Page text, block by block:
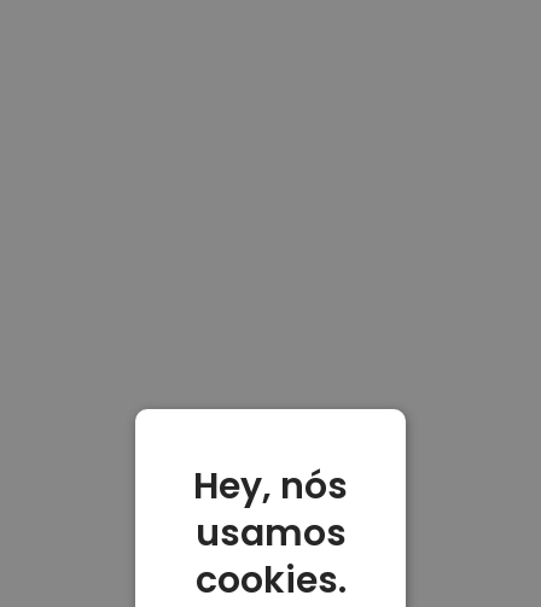
Hey, nós
usamos
cookies.